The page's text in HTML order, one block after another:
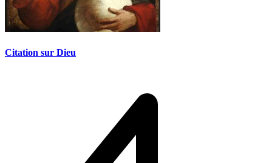
Citation sur Dieu